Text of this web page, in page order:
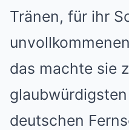
Tränen, für ihr
das machte sie
deutschen